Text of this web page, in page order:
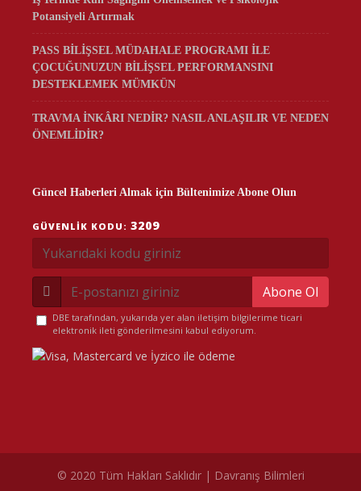
Potansiyeli Artırmak
PASS BİLİŞSEL MÜDAHALE PROGRAMI İLE
ÇOCUĞUNUZUN BİLİŞSEL PERFORMANSINI
DESTEKLEMEK MÜMKÜN
TRAVMA İNKÂRI NEDİR? NASIL ANLAŞILIR VE NEDEN
ÖNEMLİDİR?
Güncel Haberleri Almak için Bültenimize Abone Olun
GÜVENLIK KODU: 3209
Abone Ol
DBE tarafından, yukarıda yer alan iletişim bilgilerime ticari
elektronik ileti gönderilmesini kabul ediyorum.
© 2020 Tüm Hakları Saklıdır | Davranış Bilimleri